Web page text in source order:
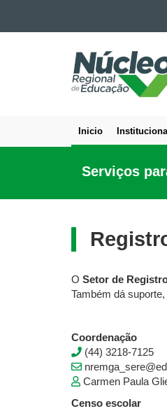
Ir para a navegação
Ir para a busca
NÚCLEO
REGIONAL
DE
MARINGÁ
principal
Inicio
Serviços
O Setor de
Também dá
Coordenação
(44) 3218-7125
Carmen Paula
Censo escolar